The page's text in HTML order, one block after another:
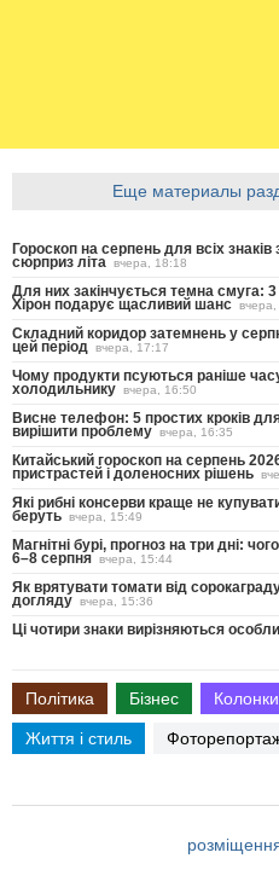
Еще материалы
Гороскоп на серпень для всіх
сюрприз літа вчера, 18:18
Для них закінчується темна смуга:
Хірон подарує щасливий шанс
Складний коридор затемнень у
цей період вчера, 17:17
Чому продукти псуються раніше
холодильнику вчера, 16:50
Висне телефон: 5 простих кроків
вирішити проблему вчера, 16:35
Китайський гороскоп на серпень
пристрастей і доленосних рішень
Які рибні консерви краще не
беруть вчера, 15:49
Магнітні бурі, прогноз на три дні:
6–8 серпня вчера, 15:44
Як врятувати томати від
догляду вчера, 15:36
Ці чотири знаки вирізняються
Політика Бізнес Колонки
Життя і стиль